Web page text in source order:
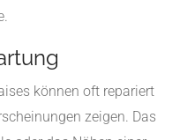
können oft repariert
zeigen. Das